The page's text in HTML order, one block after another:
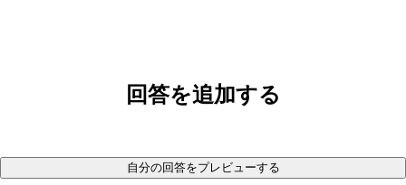
回答を追加する
自分の回答をプレビューする